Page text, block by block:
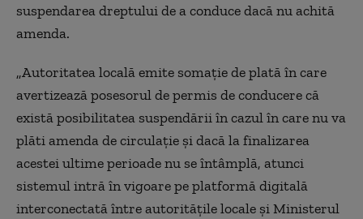
suspendarea dreptului de a conduce dacă nu achită
amenda.
„Autoritatea locală emite somație de plată în care
avertizează posesorul de permis de conducere că
există posibilitatea suspendării în cazul în care nu va
plăti amenda de circulație și dacă la finalizarea
acestei ultime perioade nu se întâmplă, atunci
sistemul intră în vigoare pe platformă digitală
interconectată între autoritățile locale și Ministerul